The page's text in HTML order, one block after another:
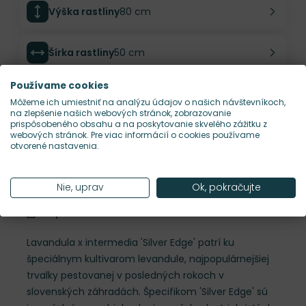
Výška rastliny80 cm
Šírka rastliny50 cm
Habitus rastliny
Hustota výsadby4 ks/m²
Nároky na slnkoS
Lavandula x intermedia 'Silver Edge' patrí ku
špeciálnym kultivarom levandule, najpopulárnejšiej
trvalky pestovanej v posledných rokoch v
slovenských záhradách. Špecifikom 'Silver Edge' sú
Používame cookies
Môžeme ich umiestniť na analýzu údajov o našich návštevníkoch,
na zlepšenie našich webových stránok, zobrazovanie
prispôsobeného obsahu a na poskytovanie skvelého zážitku z
webových stránok. Pre viac informácií o cookies používame
otvorené nastavenia.
Nie, uprav Ok, pokračujte